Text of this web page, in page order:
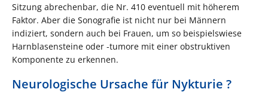
Sitzung abrechenbar, die Nr. 410 eventuell mit höherem
Faktor. Aber die Sonografie ist nicht nur bei Männern
indiziert, sondern auch bei Frauen, um so beispielswiese
Harnblasensteine oder -tumore mit einer obstruktiven
Komponente zu erkennen.
Neurologische Ursache für Nykturie ?